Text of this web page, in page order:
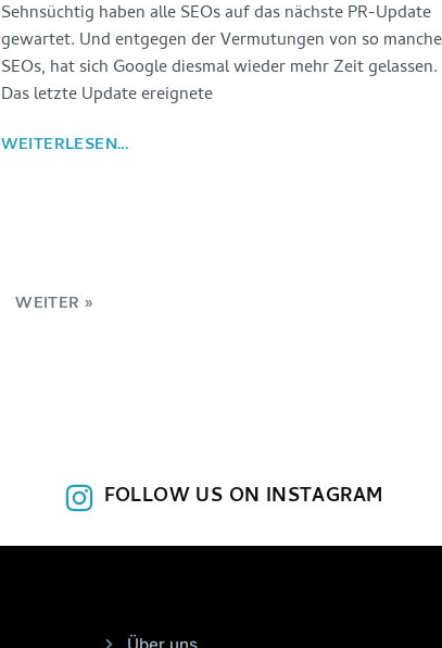
Sehnsüchtig haben alle SEOs auf das nächste PR-Update
gewartet. Und entgegen der Vermutungen von so
SEOs, hat sich Google diesmal wieder mehr Zeit gelassen.
Das letzte Update ereignete
WEITERLESEN...
WEITER »
FOLLOW US ON INSTAGRAM